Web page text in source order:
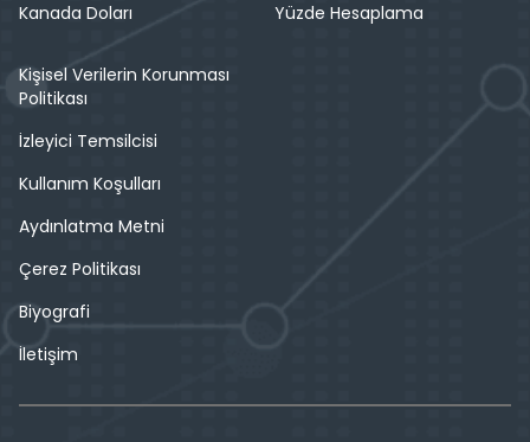
Kanada Doları
Yüzde Hesaplama
Kişisel Verilerin Korunması
Politikası
İzleyici Temsilcisi
Kullanım Koşulları
Aydınlatma Metni
Çerez Politikası
Biyografi
İletişim